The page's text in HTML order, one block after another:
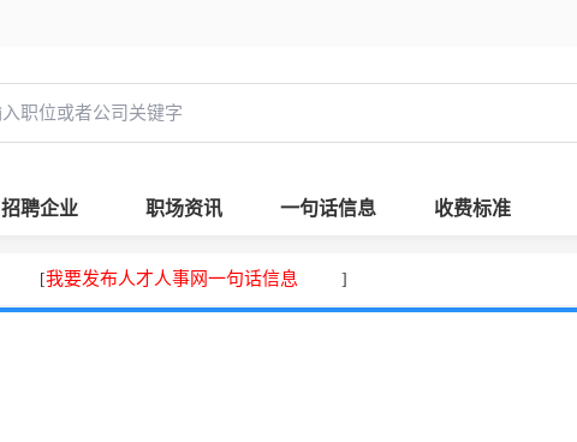
招聘企业 职场资讯 一句话信息 收费标准
[我要发布人才人事网一句话信息 ]